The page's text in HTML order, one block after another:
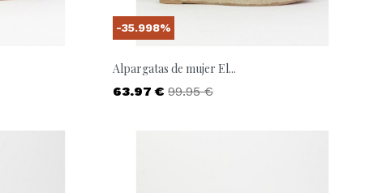
Alpargatas de mujer El...
Precio
63.97 € Precio base
99.95 €
-35.998%